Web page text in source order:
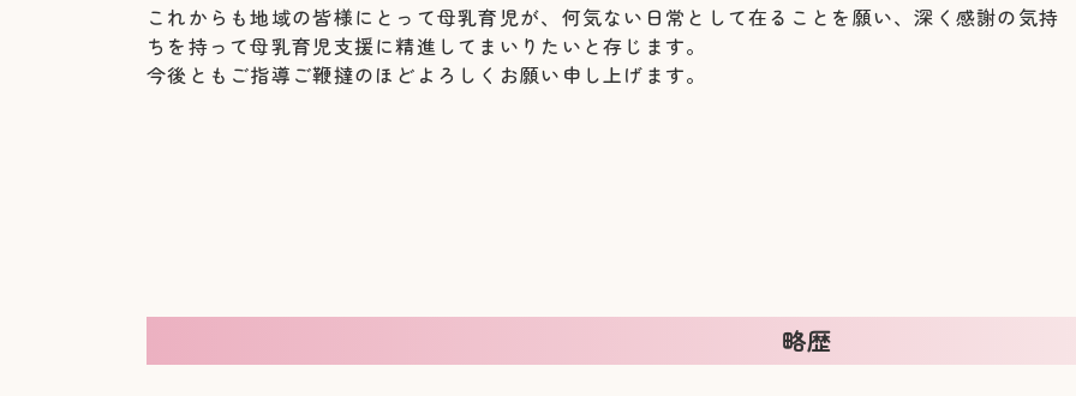
これからも地域の皆様にとって母乳育児が、何気ない日常として在ることを願い、深く感謝の気持
ちを持って母乳育児支援に精進してまいりたいと存じます。
今後ともご指導ご鞭撻のほどよろしくお願い申し上げます。
略歴